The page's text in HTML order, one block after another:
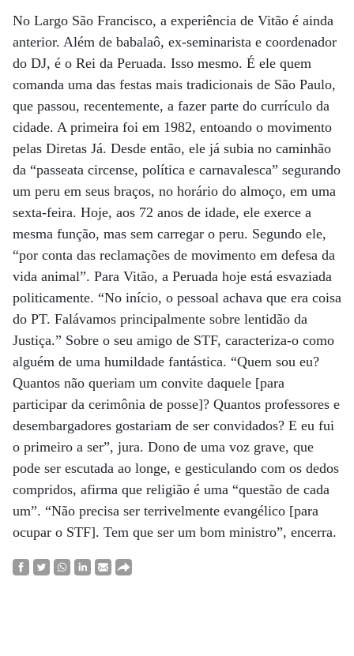
No Largo São Francisco, a experiência de Vitão é ainda
anterior. Além de babalaô, ex-seminarista e coordenador
do DJ, é o Rei da Peruada. Isso mesmo. É ele quem
comanda uma das festas mais tradicionais de São Paulo,
que passou, recentemente, a fazer parte do currículo da
cidade. A primeira foi em 1982, entoando o movimento
pelas Diretas Já. Desde então, ele já subia no caminhão
da “passeata circense, política e carnavalesca” segurando
um peru em seus braços, no horário do almoço, em uma
sexta-feira. Hoje, aos 72 anos de idade, ele exerce a
mesma função, mas sem carregar o peru. Segundo ele,
“por conta das reclamações de movimento em defesa da
vida animal”. Para Vitão, a Peruada hoje está esvaziada
politicamente. “No início, o pessoal achava que era coisa
do PT. Falávamos principalmente sobre lentidão da
Justiça.” Sobre o seu amigo de STF, caracteriza-o como
alguém de uma humildade fantástica. “Quem sou eu?
Quantos não queriam um convite daquele [para
participar da cerimônia de posse]? Quantos professores e
desembargadores gostariam de ser convidados? E eu fui
o primeiro a ser”, jura. Dono de uma voz grave, que
pode ser escutada ao longe, e gesticulando com os dedos
compridos, afirma que religião é uma “questão de cada
um”. “Não precisa ser terrivelmente evangélico [para
ocupar o STF]. Tem que ser um bom ministro”, encerra.